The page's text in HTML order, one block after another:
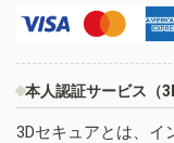
本人認証サービス（
3Dセキュアとは、イ